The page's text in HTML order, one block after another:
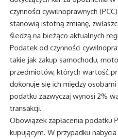
czynności cywilnoprawnych
stanowią istotną zmianę,
śledzą na bieżąco aktualnych
Podatek od czynności
takie jak zakup samochodu,
przedmiotów, których wartość
dokonuje się ich między
podatku zazwyczaj wynosi 2%
transakcji.
Obowiązek zapłacenia podatku
kupującym. W przypadku